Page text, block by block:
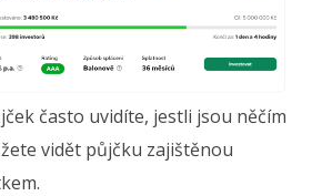
často uvidíte, jestli jsou něčím
vidět půjčku zajištěnou